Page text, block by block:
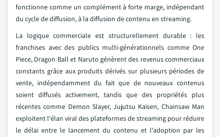
fonctionne comme un complément à forte marge, indépendant
du cycle de diffusion, à la diffusion de contenu en streaming.
La logique commerciale est structurellement durable : les
franchises avec des publics multi-générationnels comme One
Piece, Dragon Ball et Naruto génèrent des revenus commerciaux
constants grâce aux produits dérivés sur plusieurs périodes de
vente, indépendamment du fait que de nouveaux contenus
soient diffusés activement, tandis que des propriétés plus
récentes comme Demon Slayer, Jujutsu Kaisen, Chainsaw Man
exploitent l'élan viral des plateformes de streaming pour réduire
le délai entre le lancement du contenu et l'adoption par les